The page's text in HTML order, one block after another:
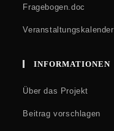
Fragebogen.doc
Veranstaltungskalender
INFORMATIONEN
Über das Projekt
Beitrag vorschlagen